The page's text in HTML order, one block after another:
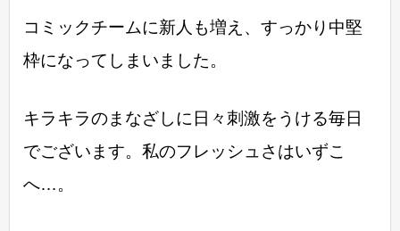
コミックチームに新人も増え、すっかり中堅
枠になってしまいました。
キラキラのまなざしに日々刺激をうける毎日
でございます。私のフレッシュさはいずこ
へ…。